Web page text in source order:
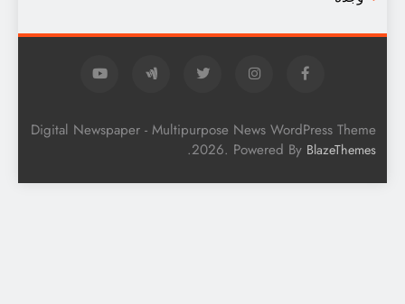
Digital Newspaper - Multipurpose News WordPress
2026. Powered By